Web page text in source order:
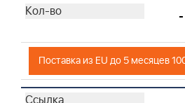
-
Поставка из EU до 5 месяцев